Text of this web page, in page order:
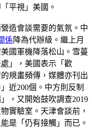
平視」美國。
造會談需要的氣氛。中
係 降為代辦級。繼上月
國軍機降落松山。雪蔓
」，美國表示「歡
規畫頻傳，媒體亦刊出
近200個。中方則反制
，又開始鼓吹調查2019
實驗室。天津會談前，
是「仍有接觸」而已。